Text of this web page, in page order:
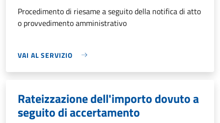
Procedimento di riesame a seguito della notifica di atto
o provvedimento amministrativo
VAI AL SERVIZIO
Rateizzazione dell'importo dovuto a
seguito di accertamento